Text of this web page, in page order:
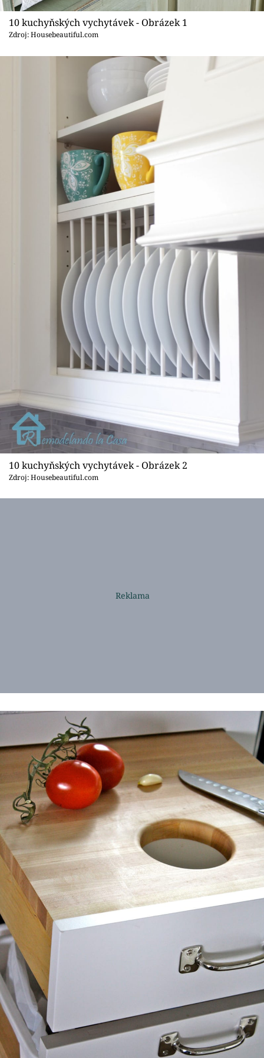
Přihlášení
10 kuchyňských vychytávek - Obrázek 1
Zdroj: Housebeautiful.com
10 kuchyňských vychytávek - Obrázek 2
Zdroj: Housebeautiful.com